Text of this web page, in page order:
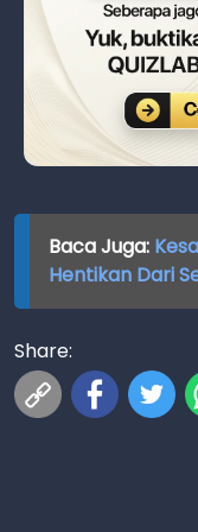
Baca Juga:
Hentikan Dari
Share: